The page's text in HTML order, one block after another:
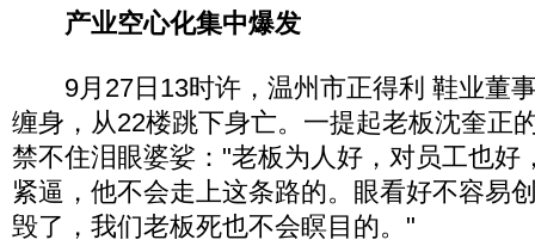
产业空心化集中爆发
9月27日13时许，温州市正得利 鞋业董
缠身，从22楼跳下身亡。一提起老板沈奎正
禁不住泪眼婆娑："老板为人好，对员工也好
紧逼，他不会走上这条路的。眼看好不容易
毁了，我们老板死也不会瞑目的。"